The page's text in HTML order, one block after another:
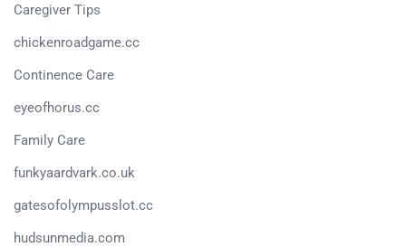
Caregiver Tips
chickenroadgame.cc
Continence Care
eyeofhorus.cc
Family Care
funkyaardvark.co.uk
gatesofolympusslot.cc
hudsunmedia.com